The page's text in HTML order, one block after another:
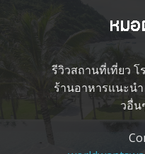
รีวิวสถานที่เที่ยว
ร้านอาหารแนะนำ
วอื่น